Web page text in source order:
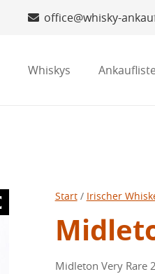
office@whisky-
Whiskys Ankaufliste
Start/ Irischer
Midleton Very Rare